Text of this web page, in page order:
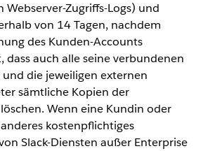
Webserver-Zugriffs-Logs) und
von 14 Tagen, nachdem
des Kunden-Accounts
dass auch alle seine verbundenen
die jeweiligen externen
sämtliche Kopien der
Wenn eine Kundin oder
kostenpflichtiges
Slack-Diensten außer Enterprise